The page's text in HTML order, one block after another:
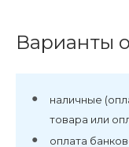
Варианты
наличные
товара или
оплата